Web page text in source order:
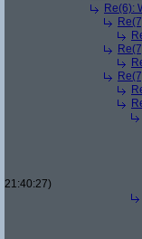
Re(6):
21:40:27)